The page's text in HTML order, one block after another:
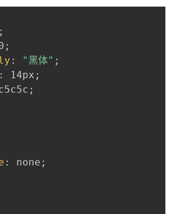
;
;
: "黑体" ;
: 14px ;
;
: none ;